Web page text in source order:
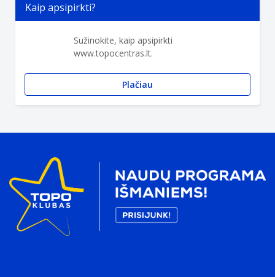
Kaip apsipirkti?
Sužinokite, kaip apsipirkti
www.topocentras.lt.
Plačiau